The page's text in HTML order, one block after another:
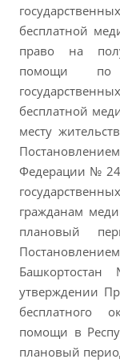
бесплатной
право на
помощи по
бесплатной
месту
Федерации №
гражданам
плановый
утверждении
бесплатного
помощи в
плановый